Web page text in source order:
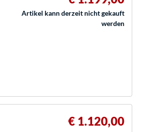
Artikel kann derzeit nicht gekauft
werden
€ 1.120,00